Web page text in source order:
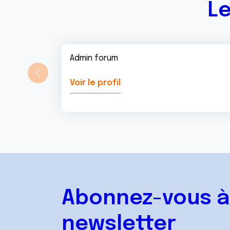
Admin forum
Voir le profil
Abonnez-vous
newsletter